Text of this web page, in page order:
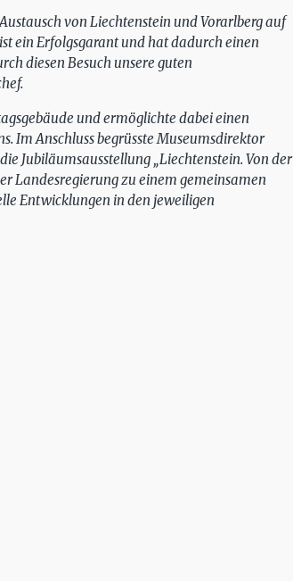
von Liechtenstein und Vorarlberg auf
ein Erfolgsgarant und hat dadurch einen
diesen Besuch unsere guten
und ermöglichte dabei einen
Im Anschluss begrüsste Museumsdirektor
Jubiläumsausstellung „Liechtenstein. Von der
Landesregierung zu einem gemeinsamen
Entwicklungen in den jeweiligen